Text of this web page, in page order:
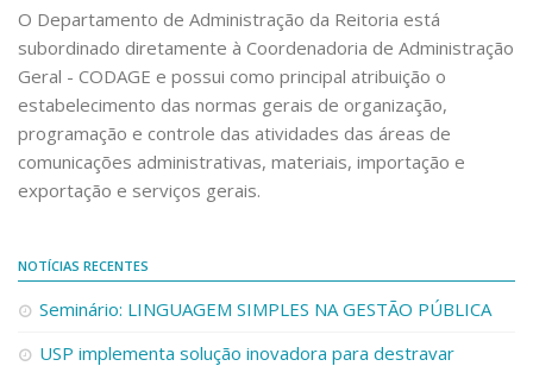
PCA USP
DFDs do PCA USP
PCA 2025
PCA USP 2025 – PNCP – RUSP
Publicações
Diretrizes e Orientações
Gestão Interna
Links
Portal Compras SP
Compras.gov.br
Contratos.gov.br
Obrasgov.br
O Departamento de Administração da Reitoria está
subordinado diretamente à Coordenadoria de Administração
Geral - CODAGE e possui como principal atribuição o
estabelecimento das normas gerais de organização,
programação e controle das atividades das áreas de
comunicações administrativas, materiais, importação e
exportação e serviços gerais.
NOTÍCIAS RECENTES
Seminário: LINGUAGEM SIMPLES NA GESTÃO PÚBLICA
USP implementa solução inovadora para destravar